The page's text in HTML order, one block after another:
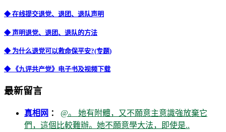
◆ 在线提交退党、退团、退队声明
◆ 声明退党、退团、退队的方法
◆ 为什么退党可以救命保平安?(专题)
◆ 《九评共产党》电子书及视频下载
最新留言
真相网 ： @。 她有附體，又不願意主意識強放棄它
們，這個比較難辦。她不願意學大法，即使是..